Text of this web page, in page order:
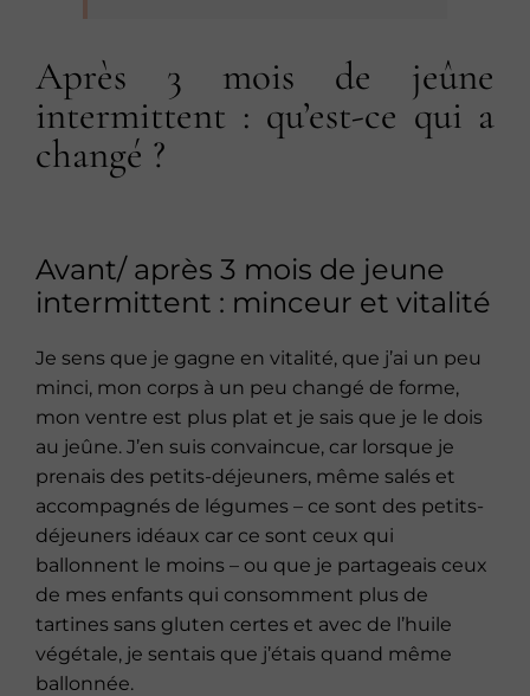
Après 3 mois de jeûne
intermittent : qu’est-ce qui a
changé ?
Avant/ après 3 mois de jeune
intermittent : minceur et vitalité
Je sens que je gagne en vitalité, que j’ai un peu
minci, mon corps à un peu changé de forme,
mon ventre est plus plat et je sais que je le dois
au jeûne. J’en suis convaincue, car lorsque je
prenais des petits-déjeuners, même salés et
accompagnés de légumes – ce sont des petits-
déjeuners idéaux car ce sont ceux qui
ballonnent le moins – ou que je partageais ceux
de mes enfants qui consomment plus de
tartines sans gluten certes et avec de l’huile
végétale, je sentais que j’étais quand même
ballonnée.